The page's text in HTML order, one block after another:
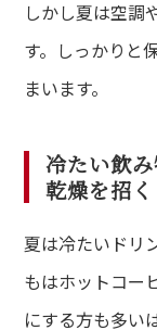
しかし夏は空調
す。しっかりと
まいます。
冷たい飲
乾燥を招く
夏は冷たいドリ
もはホットコー
にする方も多い